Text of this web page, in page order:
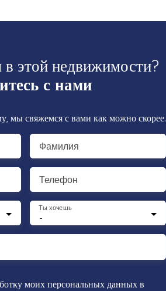
в этой недвижимости?
с нами
мы свяжемся с вами как можно скорее.
Фамилия
Телефон
-
Ты хочешь
моих персональных данных в